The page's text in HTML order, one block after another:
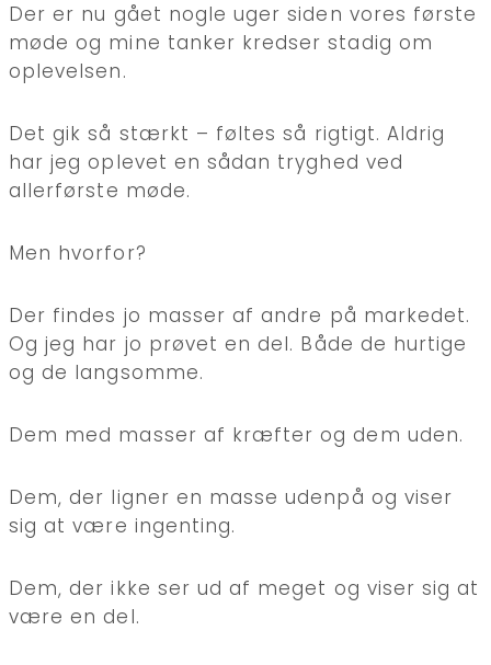
Der er nu gået nogle uger siden vores første
møde og mine tanker kredser stadig om
oplevelsen.
Det gik så stærkt – føltes så rigtigt. Aldrig
har jeg oplevet en sådan tryghed ved
allerførste møde.
Men hvorfor?
Der findes jo masser af andre på markedet.
Og jeg har jo prøvet en del. Både de hurtige
og de langsomme.
Dem med masser af kræfter og dem uden.
Dem, der ligner en masse udenpå og viser
sig at være ingenting.
Dem, der ikke ser ud af meget og viser sig at
være en del.